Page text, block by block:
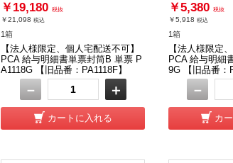
￥19,180 税抜
￥21,098 税込
1箱
【法人様限定、個人宅配送不可】
PCA 給与明細書単票封筒B 単票 P
A1118G 【旧品番：PA1118F】
－ ＋
カートに入れる
￥5,380 税抜
￥5,918 税込
1箱
【法人様限定
PCA 給与明細
9G 【旧品番：
－
カ